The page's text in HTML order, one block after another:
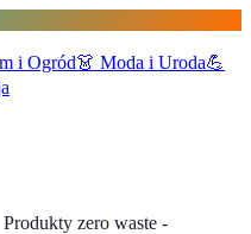
i Ogród👗 Moda i Uroda💪
Produkty zero waste -